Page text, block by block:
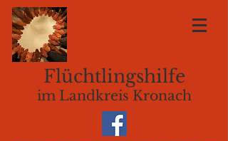
Flüchtlingshilfe
im Landkreis Kronach